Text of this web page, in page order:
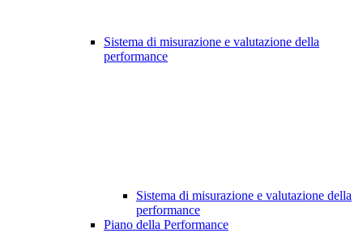
Sistema di misurazione e valutazione della
performance
Sistema di misurazione e valutazione della
performance
Piano della Performance